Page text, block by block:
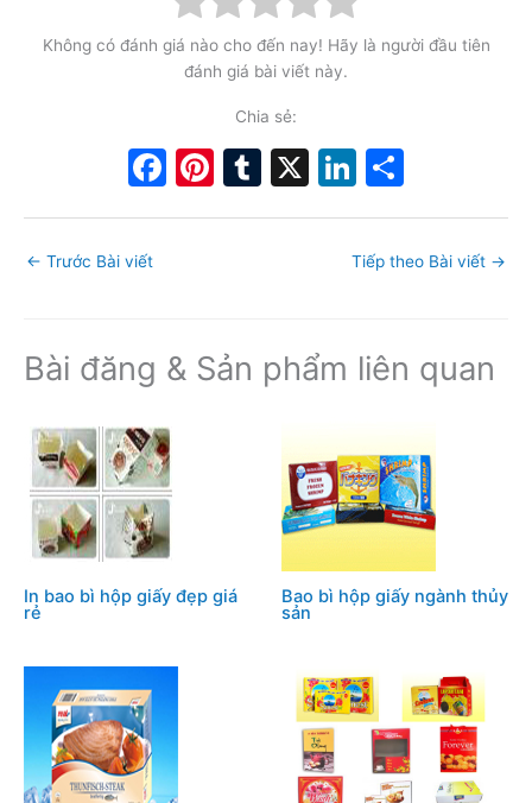
Không có đánh giá nào cho đến nay! Hãy là người đầu tiên
đánh giá bài viết này.
Chia sẻ:
F
a
o
o
Pi
nt
T
u
X Li
n
k
e
n
h
ar
e
← Trước Bài viết Tiếp theo Bài viết →
Bài đăng & Sản phẩm liên quan
In bao bì hộp giấy đẹp giá
rẻ
Bao bì hộp giấy ngành thủy
sản